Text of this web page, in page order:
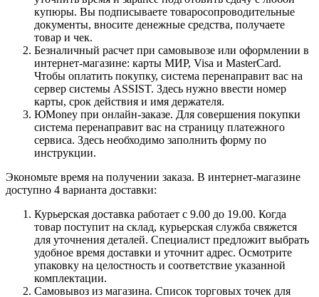
купюры. Вы подписываете товаросопроводительные
документы, вносите денежные средства, получаете
товар и чек.
Безналичный расчет при самовывозе или оформлении в
интернет-магазине: карты МИР, Visa и MasterCard.
Чтобы оплатить покупку, система перенаправит вас на
сервер системы ASSIST. Здесь нужно ввести номер
карты, срок действия и имя держателя.
ЮMoney при онлайн-заказе. Для совершения покупки
система перенаправит вас на страницу платежного
сервиса. Здесь необходимо заполнить форму по
инструкции.
Экономьте время на получении заказа. В интернет-магазине
доступно 4 варианта доставки:
Курьерская доставка работает с 9.00 до 19.00. Когда
товар поступит на склад, курьерская служба свяжется
для уточнения деталей. Специалист предложит выбрать
удобное время доставки и уточнит адрес. Осмотрите
упаковку на целостность и соответствие указанной
комплектации.
Самовывоз из магазина. Список торговых точек для